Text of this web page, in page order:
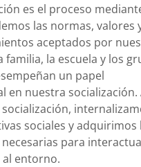
es el proceso
las normas, valores
aceptados por
familia, la escuela y los
un papel
en nuestra socialización.
sociales y adquirimos
para
entorno.